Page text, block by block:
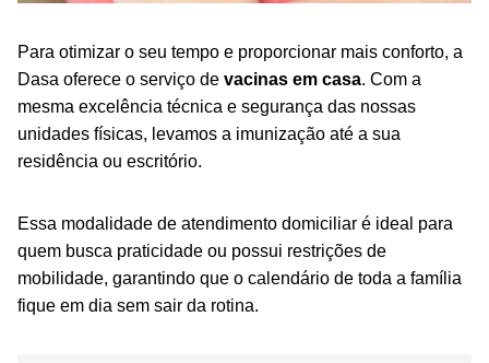
Para otimizar o seu tempo e proporcionar mais conforto, a
Dasa oferece o serviço de vacinas em casa. Com a
mesma excelência técnica e segurança das nossas
unidades físicas, levamos a imunização até a sua
residência ou escritório.
Essa modalidade de atendimento domiciliar é ideal para
quem busca praticidade ou possui restrições de
mobilidade, garantindo que o calendário de toda a família
fique em dia sem sair da rotina.